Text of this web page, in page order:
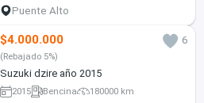
Puente Alto
$4.000.000 6
(Rebajado 5%)
Suzuki dzire año 2015
2015 Bencina 180000 km